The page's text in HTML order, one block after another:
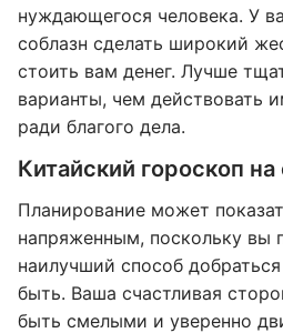
нуждающегося человека. У
соблазн сделать широкий
стоить вам денег. Лучше
варианты, чем действовать
ради благого дела.
Китайский гороскоп
Планирование может
напряженным, поскольку вы
наилучший способ
быть. Ваша счастливая
быть смелыми и уверенно